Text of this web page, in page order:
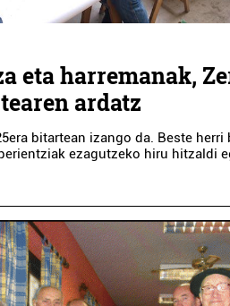
eta harremanak,
ardatz
bitartean izango da. Beste herri
ezagutzeko hiru hitzaldi